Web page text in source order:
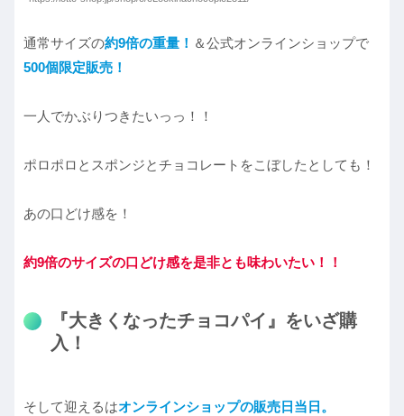
通常サイズの約9倍の重量！ ＆公式オンラインショップで
500個限定販売 ！
一人でかぶりつきたいっっ！！
ポロポロとスポンジとチョコレートをこぼしたとしても！
あの口どけ感を！
約9倍のサイズの口どけ感を是非とも味わいたい！！
『大きくなったチョコパイ』をいざ購
入！
そして迎えるはオンラインショップの販売日当日。